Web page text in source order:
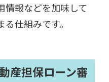
情報などを加味して
仕組みです。
産担保ローン審